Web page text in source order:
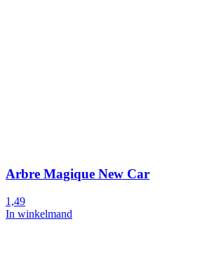
Arbre Magique New Car
1,49
In winkelmand